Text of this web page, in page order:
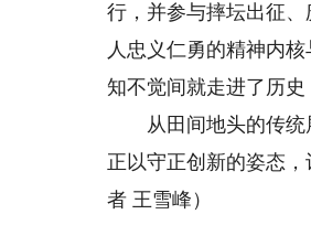
行，并参与摔坛出征
人忠义仁勇的精神内
知不觉间就走进了历史
从田间地头的传统展
正以守正创新的姿态
者 王雪峰）